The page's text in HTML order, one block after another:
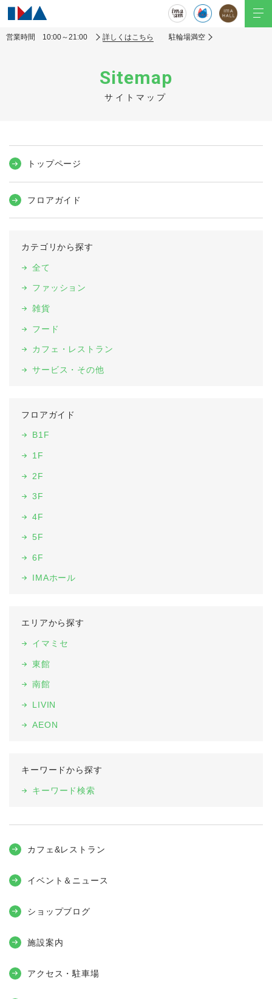
営業時間 10:00～21:00 詳しくはこちら 駐輪場満空
Sitemap
サイトマップ
トップページ
フロアガイド
カテゴリから探す
全て
ファッション
雑貨
フード
カフェ・レストラン
サービス・その他
フロアガイド
B1F
1F
2F
3F
4F
5F
6F
IMAホール
エリアから探す
イマミセ
東館
南館
LIVIN
AEON
キーワードから探す
キーワード検索
カフェ&レストラン
イベント＆ニュース
ショップブログ
施設案内
アクセス・駐車場